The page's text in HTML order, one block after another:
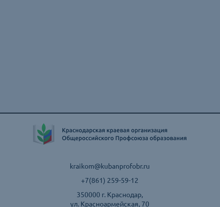
kraikom@kubanprofobr.ru
+7(861) 259-59-12
350000 г. Краснодар,
ул. Красноармейская, 70